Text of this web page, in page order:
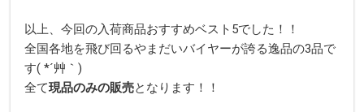
以上、今回の入荷商品おすすめベスト5でした！！
全国各地を飛び回るやまだいバイヤーが誇る逸品の3品で
す( *´艸｀)
全て現品のみの販売となります！！